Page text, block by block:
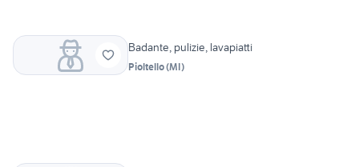
Badante, pulizie, lavapiatti
Pioltello(MI)